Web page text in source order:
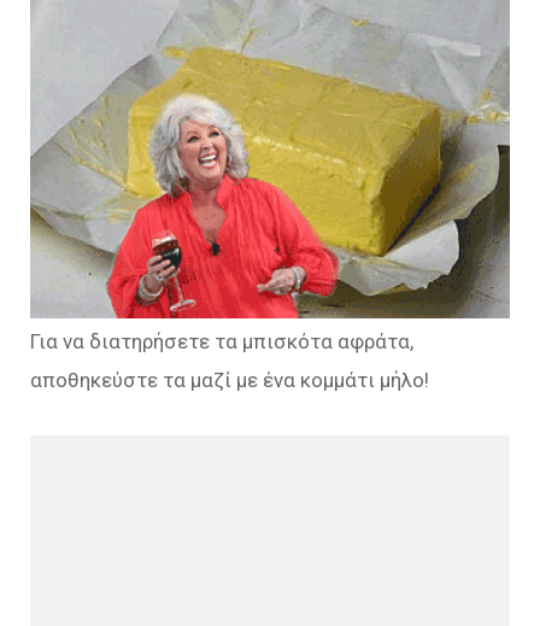
Για να διατηρήσετε τα μπισκότα αφράτα,
αποθηκεύστε τα μαζί με ένα κομμάτι μήλο!